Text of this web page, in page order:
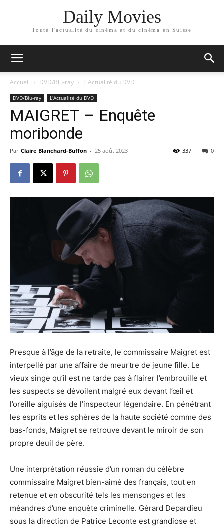
Daily Movies
Toute l'actualité du cinéma et du cinéma en Suisse
Accueil DVD/Blu-ray L'Actualité du DVD
DVD/Blu-ray L'Actualité du DVD
MAIGRET – Enquête
moribonde
Par Claire Blanchard-Buffon - 25 août 2023 0
337
Presque à l’âge de la retraite, le commissaire Maigret est
interpellé par une affaire de meurtre de jeune fille. Le
vieux singe qu’il est ne tarde pas à flairer l’embrouille et
les suspects se dévoilent malgré eux devant l’œil et
l’oreille aiguisés de l’inspecteur légendaire. En pénétrant
les esprits et les sphères de la haute société comme des
bas-fonds, Maigret se retrouve devant le miroir de son
propre deuil de père.
Une interprétation réussie d’un roman du célèbre
commissaire Maigret bien-aimé des français, tout en
retenue et en obscurité tels les mensonges et les
méandres d’une enquête criminelle. Gérard Depardieu
sous la direction de Patrice Leconte est grandiose et